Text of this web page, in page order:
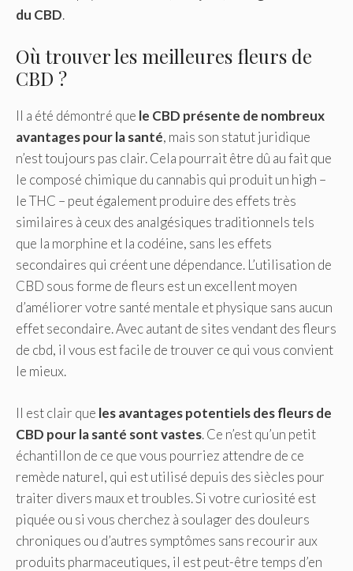
du CBD.
Où trouver les meilleures fleurs de
CBD ?
Il a été démontré que le CBD présente de nombreux
avantages pour la santé, mais son statut juridique
n’est toujours pas clair. Cela pourrait être dû au fait que
le composé chimique du cannabis qui produit un high –
le THC – peut également produire des effets très
similaires à ceux des analgésiques traditionnels tels
que la morphine et la codéine, sans les effets
secondaires qui créent une dépendance. L’utilisation de
CBD sous forme de fleurs est un excellent moyen
d’améliorer votre santé mentale et physique sans aucun
effet secondaire. Avec autant de sites vendant des fleurs
de cbd, il vous est facile de trouver ce qui vous convient
le mieux.
Il est clair que les avantages potentiels des fleurs de
CBD pour la santé sont vastes. Ce n’est qu’un petit
échantillon de ce que vous pourriez attendre de ce
remède naturel, qui est utilisé depuis des siècles pour
traiter divers maux et troubles. Si votre curiosité est
piquée ou si vous cherchez à soulager des douleurs
chroniques ou d’autres symptômes sans recourir aux
produits pharmaceutiques, il est peut-être temps d’en